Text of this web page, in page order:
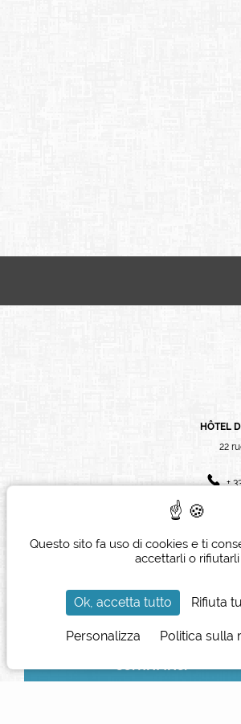
CONTATTACI
HÔTEL
22
+
Questo sito fa uso di cookies e ti
accettarli o rifiutarli
Ok, accetta tutto Rifiuta
Personalizza Politica sulla